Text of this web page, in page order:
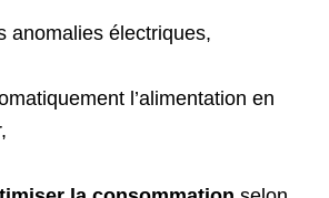
anomalies électriques,
l’alimentation en